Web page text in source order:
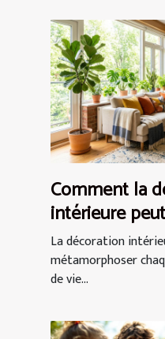
Comment la
intérieure
votre espace
La décoration
métamorphoser
de vie...